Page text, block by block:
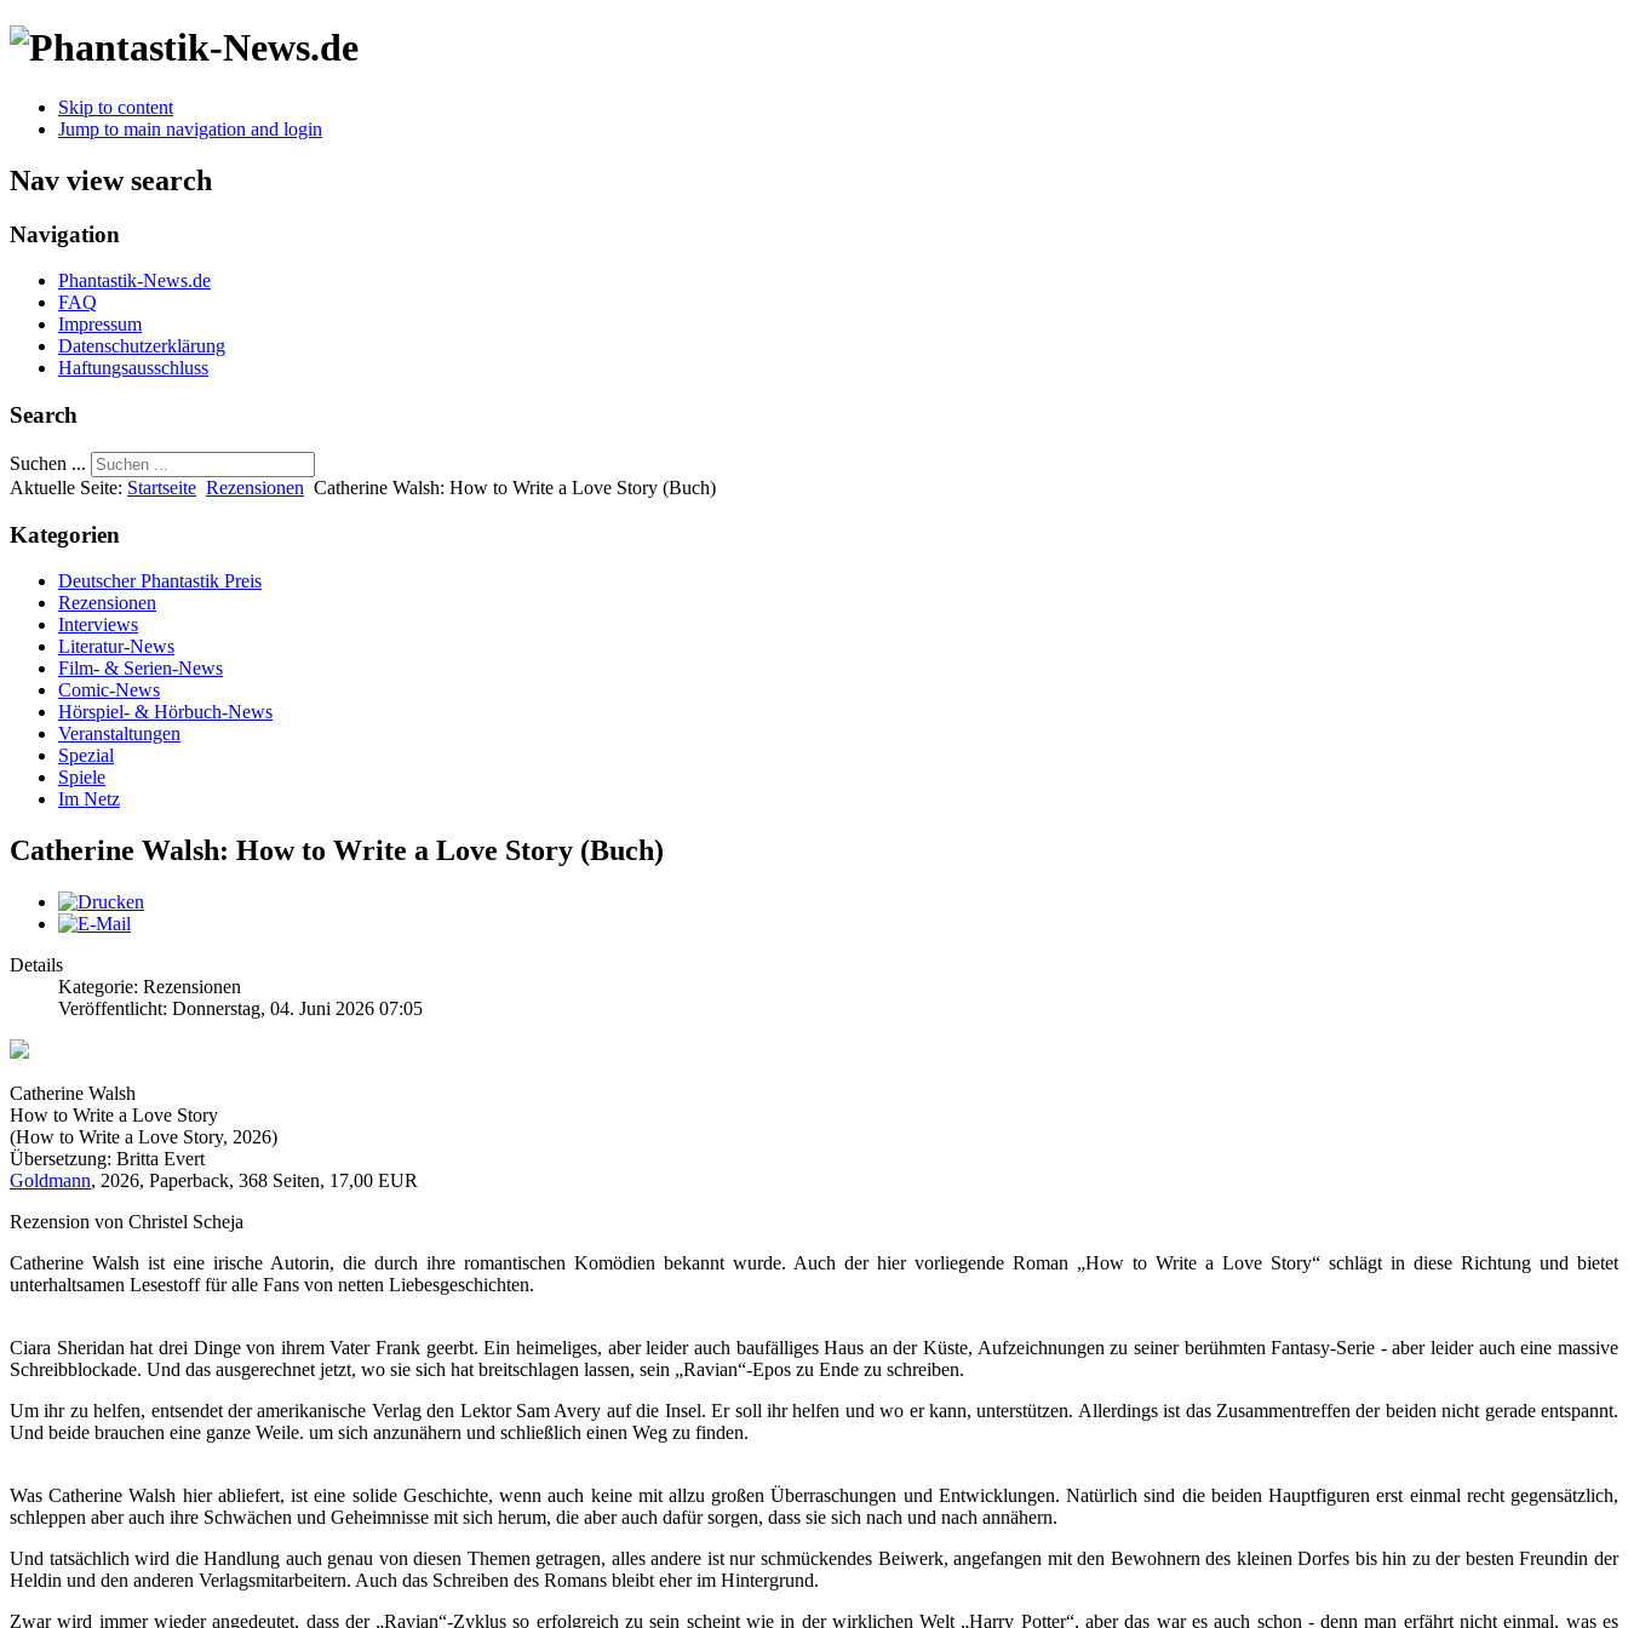
Skip to content
Jump to main navigation and login
Nav view search
Navigation
Phantastik-News.de
FAQ
Impressum
Datenschutzerklärung
Haftungsausschluss
Search
Suchen ...
Aktuelle Seite: Startseite Rezensionen Catherine Walsh: How to Write a Love Story (Buch)
Kategorien
Deutscher Phantastik Preis
Rezensionen
Interviews
Literatur-News
Film- & Serien-News
Comic-News
Hörspiel- & Hörbuch-News
Veranstaltungen
Spezial
Spiele
Im Netz
Catherine Walsh: How to Write a Love Story (Buch)
Details
Kategorie: Rezensionen
Veröffentlicht: Donnerstag, 04. Juni 2026 07:05
Catherine Walsh
How to Write a Love Story
(How to Write a Love Story, 2026)
Übersetzung: Britta Evert
Goldmann, 2026, Paperback, 368 Seiten, 17,00 EUR
Rezension von Christel Scheja
Catherine Walsh ist eine irische Autorin, die durch ihre romantischen Komödien bekannt wurde. Auch der hier vorliegende Roman „How to Write a Love Story“ schlägt in diese Richtung und bietet
unterhaltsamen Lesestoff für alle Fans von netten Liebesgeschichten.
Ciara Sheridan hat drei Dinge von ihrem Vater Frank geerbt. Ein heimeliges, aber leider auch baufälliges Haus an der Küste, Aufzeichnungen zu seiner berühmten Fantasy-Serie - aber leider auch eine massive
Schreibblockade. Und das ausgerechnet jetzt, wo sie sich hat breitschlagen lassen, sein „Ravian“-Epos zu Ende zu schreiben.
Um ihr zu helfen, entsendet der amerikanische Verlag den Lektor Sam Avery auf die Insel. Er soll ihr helfen und wo er kann, unterstützen. Allerdings ist das Zusammentreffen der beiden nicht gerade entspannt.
Und beide brauchen eine ganze Weile. um sich anzunähern und schließlich einen Weg zu finden.
Was Catherine Walsh hier abliefert, ist eine solide Geschichte, wenn auch keine mit allzu großen Überraschungen und Entwicklungen. Natürlich sind die beiden Hauptfiguren erst einmal recht gegensätzlich,
schleppen aber auch ihre Schwächen und Geheimnisse mit sich herum, die aber auch dafür sorgen, dass sie sich nach und nach annähern.
Und tatsächlich wird die Handlung auch genau von diesen Themen getragen, alles andere ist nur schmückendes Beiwerk, angefangen mit den Bewohnern des kleinen Dorfes bis hin zu der besten Freundin der
Heldin und den anderen Verlagsmitarbeitern. Auch das Schreiben des Romans bleibt eher im Hintergrund.
Zwar wird immer wieder angedeutet, dass der „Ravian“-Zyklus so erfolgreich zu sein scheint wie in der wirklichen Welt „Harry Potter“, aber das war es auch schon - denn man erfährt nicht einmal, was es